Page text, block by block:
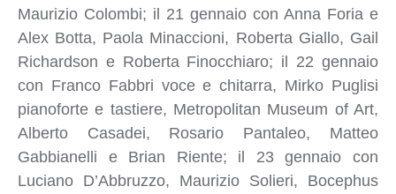
Maurizio Colombi; il 21 gennaio con Anna Foria e
Alex Botta, Paola Minaccioni, Roberta Giallo, Gail
Richardson e Roberta Finocchiaro; il 22 gennaio
con Franco Fabbri voce e chitarra, Mirko Puglisi
pianoforte e tastiere, Metropolitan Museum of Art,
Alberto Casadei, Rosario Pantaleo, Matteo
Gabbianelli e Brian Riente; il 23 gennaio con
Luciano D’Abbruzzo, Maurizio Solieri, Bocephus